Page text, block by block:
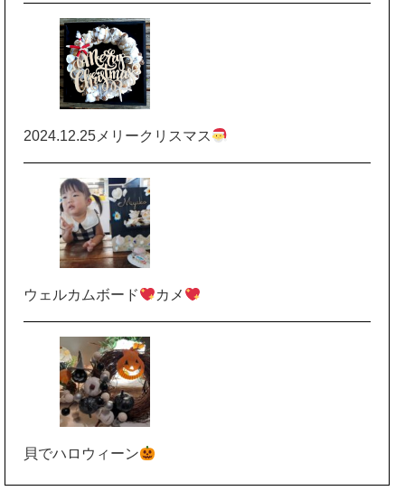
2024.12.25メリークリスマス
ウェルカムボード カメ
貝でハロウィーン